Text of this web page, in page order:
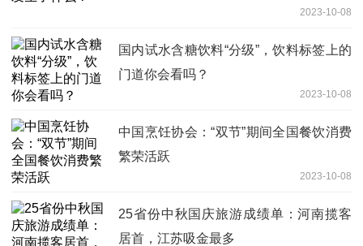
2023-10-08
国内试水含糖饮料“分级”，饮料标签上的
门道你会看吗？
2023-10-08
中国烹饪协会：“双节”期间全国餐饮消费
繁荣活跃
2023-10-08
25省份中秋国庆旅游成绩单：河南揽客
居首，江苏吸金最多